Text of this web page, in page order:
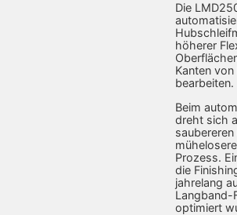
Die
höherer
Kanten
bearbeiten.
Beim
dreht sich
Prozess.
die
jahrelang
Langband-
optimiert